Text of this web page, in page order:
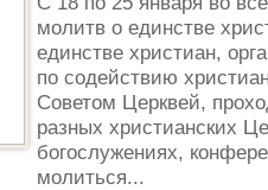
молитв о единстве
единстве христиан,
по содействию
Советом Церквей,
разных христианских
богослужениях,
молиться...